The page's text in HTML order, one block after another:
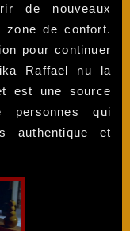
de nouveaux
de confort.
pour continuer
Raffael nu la
est une source
personnes qui
authentique et